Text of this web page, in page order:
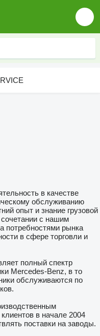
в качестве
обслуживанию
опыт и знание грузовой
с нашим
потребностями рынка
в сфере торговли и
полный спектр
Mercedes-Benz, в то
обслуживаются по
в начале 2004
поставки на заводы.